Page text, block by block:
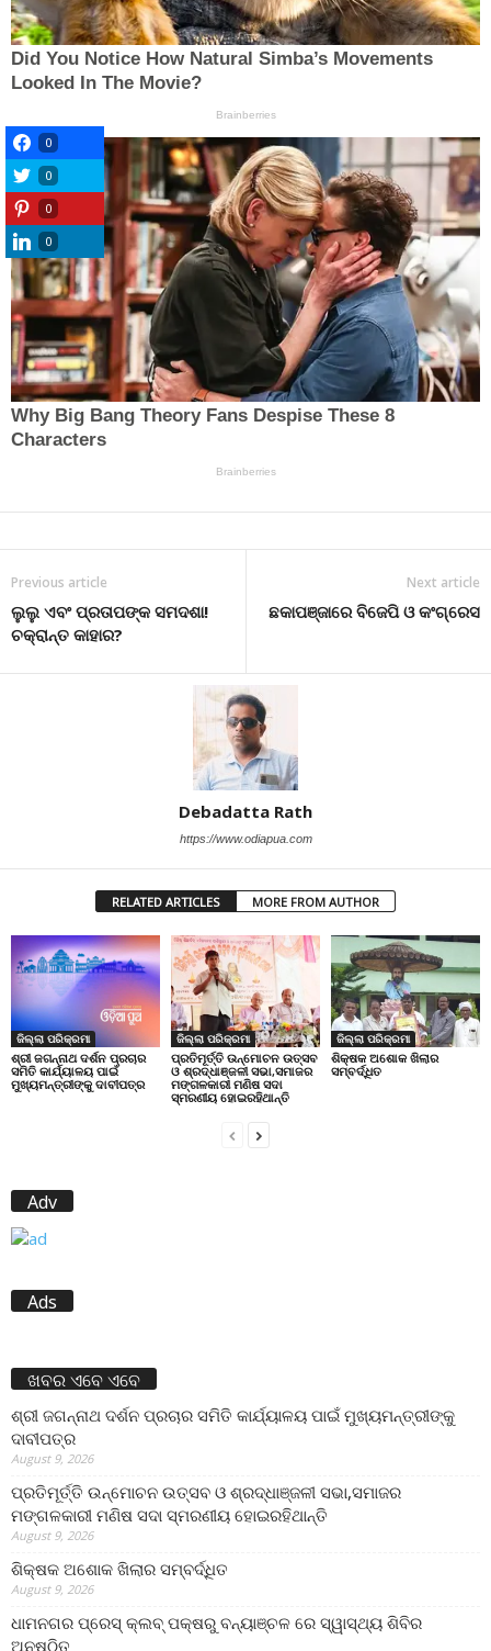
Previous article
ଲୁଲୁ ଏବଂ ପ୍ରତାପଙ୍କ ସମଦଶା!
ଚକ୍ରାନ୍ତ କାହାର?
Next article
ଛକାପଞ୍ଜାରେ ବିଜେପି ଓ କଂଗ୍ରେସ
Debadatta Rath
https://www.odiapua.com
RELATED ARTICLES MORE FROM AUTHOR
ଜିଲ୍ଲା ପରିକ୍ରମା
ଶ୍ରୀ ଜଗନ୍ନାଥ ଦର୍ଶନ ପ୍ରଚାର
ସମିତି କାର୍ଯ୍ୟାଳୟ ପାଇଁ
ମୁଖ୍ୟମନ୍ତ୍ରୀଙ୍କୁ ଦାବୀପତ୍ର
ଜିଲ୍ଲା ପରିକ୍ରମା
ପ୍ରତିମୂର୍ତ୍ତି ଉନ୍ମୋଚନ ଉତ୍ସବ
ଓ ଶ୍ରଦ୍ଧାଞ୍ଜଳୀ ସଭା,ସମାଜର
ମଙ୍ଗଳକାରୀ ମଣିଷ ସଦା
ସ୍ମରଣୀୟ ହୋଇରହିଥାନ୍ତି
ଜିଲ୍ଲା ପରିକ୍ରମା
ଶିକ୍ଷକ ଅଶୋକ ଖିଲାର
ସମ୍ବର୍ଦ୍ଧିତ
Adv
Ads
ଖବର ଏବେ ଏବେ
ଶ୍ରୀ ଜଗନ୍ନାଥ ଦର୍ଶନ ପ୍ରଚାର ସମିତି କାର୍ଯ୍ୟାଳୟ ପାଇଁ ମୁଖ୍ୟମନ୍ତ୍ରୀଙ୍କୁ
ଦାବୀପତ୍ର
August 9, 2026
ପ୍ରତିମୂର୍ତ୍ତି ଉନ୍ମୋଚନ ଉତ୍ସବ ଓ ଶ୍ରଦ୍ଧାଞ୍ଜଳୀ ସଭା,ସମାଜର
ମଙ୍ଗଳକାରୀ ମଣିଷ ସଦା ସ୍ମରଣୀୟ ହୋଇରହିଥାନ୍ତି
August 9, 2026
ଶିକ୍ଷକ ଅଶୋକ ଖିଲାର ସମ୍ବର୍ଦ୍ଧିତ
August 9, 2026
ଧାମନଗର ପ୍ରେସ୍ କ୍ଲବ୍ ପକ୍ଷରୁ ବନ୍ୟାଞ୍ଚଳ ରେ ସ୍ୱାସ୍ଥ୍ୟ ଶିବିର
ଅନୁଷ୍ଠିତ
0
0
0
0